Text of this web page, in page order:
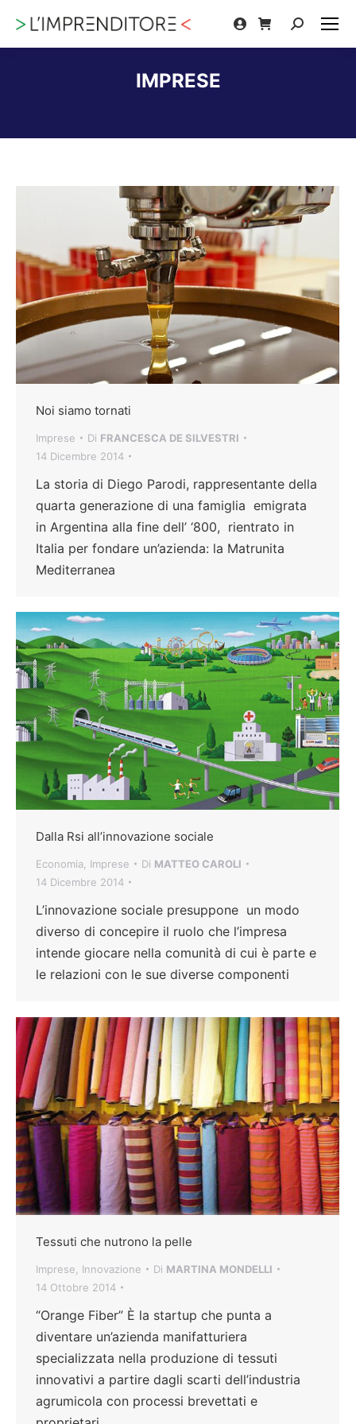
Cerca:
IMPRESE
Noi siamo tornati
Imprese Di FRANCESCA DE SILVESTRI
14 Dicembre 2014
La storia di Diego Parodi, rappresentante della
quarta generazione di una famiglia emigrata
in Argentina alla fine dell’ ‘800, rientrato in
Italia per fondare un’azienda: la Matrunita
Mediterranea
Dalla Rsi all’innovazione sociale
Economia Imprese Di MATTEO CAROLI
14 Dicembre 2014
L’innovazione sociale presuppone un modo
diverso di concepire il ruolo che l’impresa
intende giocare nella comunità di cui è parte e
le relazioni con le sue diverse componenti
Tessuti che nutrono la pelle
Imprese Innovazione Di MARTINA MONDELLI
14 Ottobre 2014
“Orange Fiber” È la startup che punta a
diventare un’azienda manifatturiera
specializzata nella produzione di tessuti
innovativi a partire dagli scarti dell’industria
agrumicola con processi brevettati e